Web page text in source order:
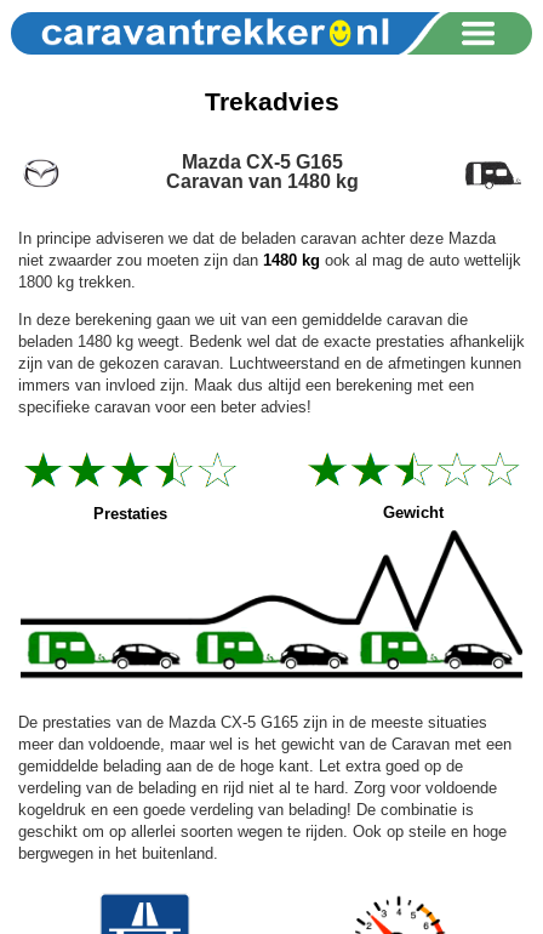
Trekadvies
Mazda CX-5 G165
Caravan van 1480 kg
In principe adviseren we dat de beladen caravan achter deze Mazda
niet zwaarder zou moeten zijn dan 1480 kg ook al mag de auto wettelijk
1800 kg trekken.
In deze berekening gaan we uit van een gemiddelde caravan die
beladen 1480 kg weegt. Bedenk wel dat de exacte prestaties afhankelijk
zijn van de gekozen caravan. Luchtweerstand en de afmetingen kunnen
immers van invloed zijn. Maak dus altijd een berekening met een
specifieke caravan voor een beter advies!
Prestaties Gewicht
De prestaties van de Mazda CX-5 G165 zijn in de meeste situaties
meer dan voldoende, maar wel is het gewicht van de Caravan met een
gemiddelde belading aan de de hoge kant. Let extra goed op de
verdeling van de belading en rijd niet al te hard. Zorg voor voldoende
kogeldruk en een goede verdeling van belading! De combinatie is
geschikt om op allerlei soorten wegen te rijden. Ook op steile en hoge
bergwegen in het buitenland.